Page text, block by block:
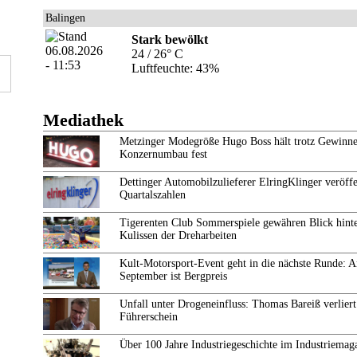
Balingen
Stark bewölkt
24 / 26° C
Luftfeuchte: 43%
Mediathek
Metzinger Modegröße Hugo Boss hält trotz
Konzernumbau fest
Dettinger Automobilzulieferer ElringKlinger
Quartalszahlen
Tigerenten Club Sommerspiele gewähren Blick
Kulissen der Dreharbeiten
Kult-Motorsport-Event geht in die nächste Runde:
September ist Bergpreis
Unfall unter Drogeneinfluss: Thomas Bareiß verliert
Führerschein
Über 100 Jahre Industriegeschichte im